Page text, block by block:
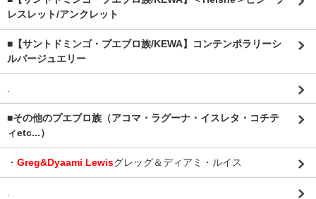
レスレット/アンクレット
■【サントドミンゴ・プエブロ族/KEWA】コンテンポラリーシ
ルバージュエリー
.
■その他のプエブロ族（アコマ・ラグーナ・イスレタ・コチテ
ィetc...）
・ Greg&Dyaami Lewisグレッグ＆ディアミ・ルイス
.